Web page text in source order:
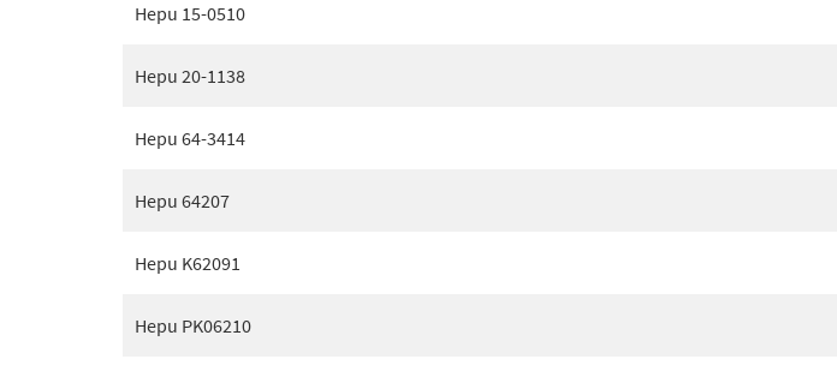
Hepu 15-0510
Hepu 20-1138
Hepu 64-3414
Hepu 64207
Hepu K62091
Hepu PK06210